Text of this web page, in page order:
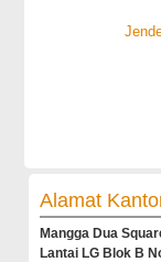
Alamat
Mangga Dua
Lantai LG Blok B